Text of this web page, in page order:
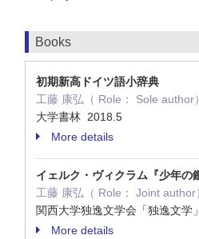
Books
初期新高ドイツ語小辞典
工藤 康弘（ Role： Sole author）
大学書林 2018.5
More details
イェルク・ヴィクラム『少年の
工藤 康弘（ Role： Joint author
関西大学独逸文学会「独逸文学
More details